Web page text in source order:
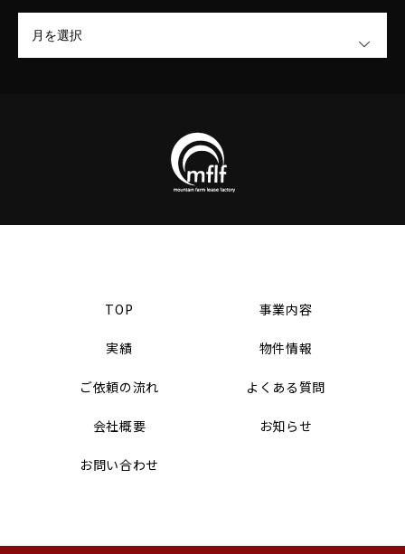
TOP 事業内容
実績 物件情報
ご依頼の流れ よくある質問
会社概要 お知らせ
お問い合わせ